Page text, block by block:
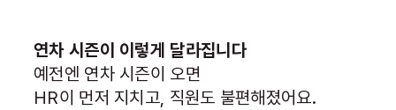
연차 시즌이 이렇게 달라집니다
예전엔 연차 시즌이 오면
HR이 먼저 지치고, 직원도 불편해졌어요.